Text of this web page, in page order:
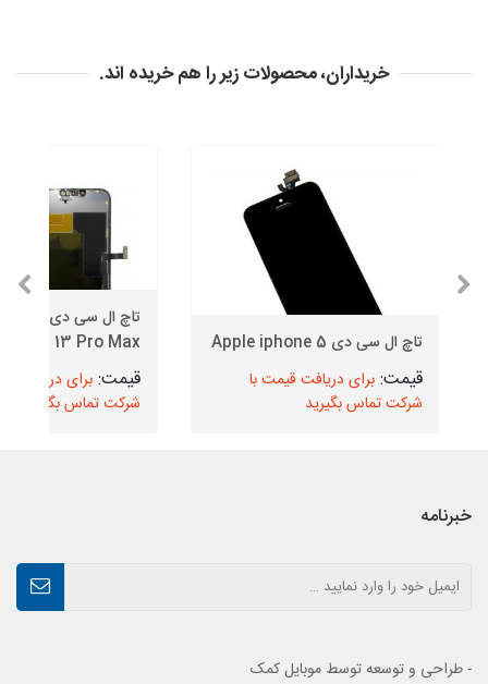
خریداران، محصولات زیر را هم خریده اند.
تاچ ال سی دی Apple iphone 5
برای دریافت قیمت با
شرکت تماس بگیرید
13 Pro Max
برای دریافت
شرکت تماس بگیرید
خبرنامه
- طراحی و توسعه توسط موبایل کمک